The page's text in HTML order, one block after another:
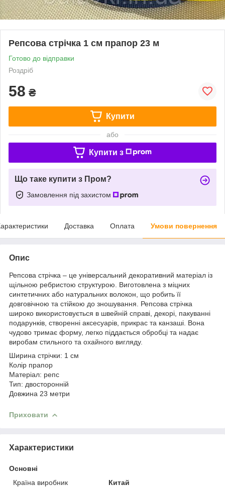
Репсова стрічка 1 см прапор 23 м
Готово до відправки
Роздріб
58 ₴
Купити
або
Купити з
Що таке купити з Пром?
Замовлення під захистом
Доставка Оплата Умови повернення
Опис
Репсова стрічка – це універсальний декоративний матеріал із
щільною ребристою структурою. Виготовлена з міцних
синтетичних або натуральних волокон, що робить її
довговічною та стійкою до зношування. Репсова стрічка
широко використовується в швейній справі, декорі, пакуванні
подарунків, створенні аксесуарів, прикрас та канзаші. Вона
чудово тримає форму, легко піддається обробці та надає
виробам стильного та охайного вигляду.
Ширина стрічки: 1 см
Колір прапор
Матеріал: репс
Тип: двосторонній
Довжина 23 метри
Приховати
Характеристики
Основні
Країна виробник
Китай